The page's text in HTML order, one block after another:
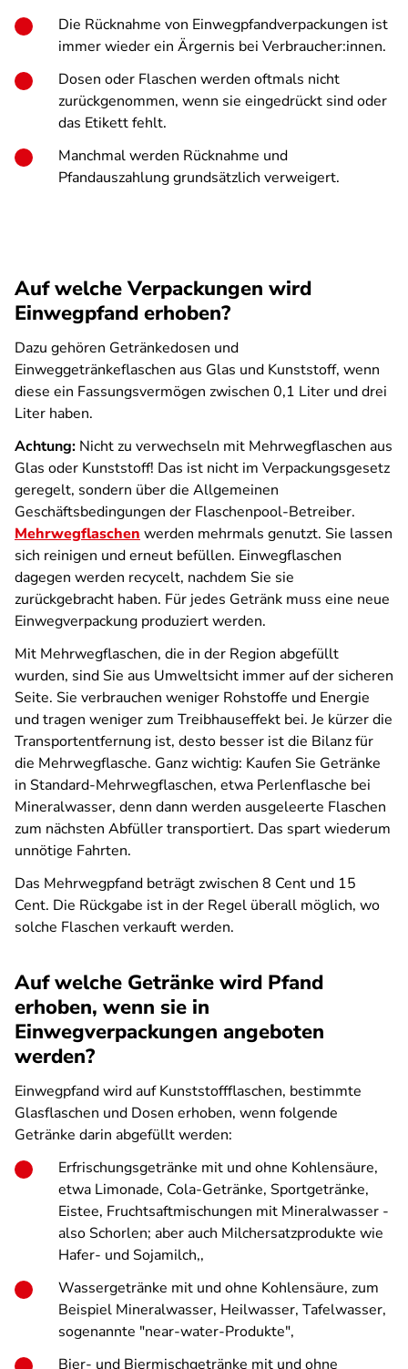
Die Rücknahme von Einwegpfandverpackungen ist
immer wieder ein Ärgernis bei Verbraucher:innen.
Dosen oder Flaschen werden oftmals nicht
zurückgenommen, wenn sie eingedrückt sind oder
das Etikett fehlt.
Manchmal werden Rücknahme und
Pfandauszahlung grundsätzlich verweigert.
Auf welche Verpackungen wird
Einwegpfand erhoben?
Dazu gehören Getränkedosen und
Einweggetränkeflaschen aus Glas und Kunststoff, wenn
diese ein Fassungs­vermögen zwischen 0,1 Liter und drei
Liter haben.
Achtung: Nicht zu verwechseln mit Mehrwegflaschen aus
Glas oder Kunststoff! Das ist nicht im Verpackungsgesetz
geregelt, sondern über die Allgemeinen
Geschäftsbedingungen der Flaschenpool-Betreiber.
Mehrwegflaschen werden mehrmals genutzt. Sie lassen
sich reinigen und erneut befüllen. Einwegflaschen
dagegen werden recycelt, nachdem Sie sie
zurückgebracht haben. Für jedes Getränk muss eine neue
Einwegverpackung produziert werden.
Mit Mehrwegflaschen, die in der Region abgefüllt
wurden, sind Sie aus Umweltsicht immer auf der sicheren
Seite. Sie verbrauchen weniger Rohstoffe und Energie
und tragen weniger zum Treibhauseffekt bei. Je kürzer die
Transportentfernung ist, desto besser ist die Bilanz für
die Mehrwegflasche. Ganz wichtig: Kaufen Sie Getränke
in Standard-Mehrwegflaschen, etwa Perlenflasche bei
Mineralwasser, denn dann werden ausgeleerte Flaschen
zum nächsten Abfüller transportiert. Das spart wiederum
unnötige Fahrten.
Das Mehrwegpfand beträgt zwischen 8 Cent und 15
Cent. Die Rückgabe ist in der Regel überall möglich, wo
solche Flaschen verkauft werden.
Auf welche Getränke wird Pfand
erhoben, wenn sie in
Einwegverpackungen angeboten
werden?
Einwegpfand wird auf Kunststoffflaschen, bestimmte
Glasflaschen und Dosen erhoben, wenn folgende
Getränke darin abgefüllt werden:
Erfrischungsgetränke mit und ohne Kohlensäure,
etwa Limonade, Cola-Getränke, Sportgetränke,
Eistee, Fruchtsaftmischungen mit Mineralwasser -
also Schorlen; aber auch Milchersatzprodukte wie
Hafer- und Sojamilch,,
Wassergetränke mit und ohne Kohlensäure, zum
Beispiel Mineralwasser, Heilwasser, Tafelwasser,
sogenannte "near-water-Produkte",
Bier- und Biermischgetränke mit und ohne